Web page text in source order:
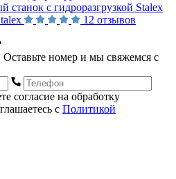
станок с гидроразгрузкой Stalex
12 отзывов
номер и мы свяжемся с
согласие на обработку
с Политикой